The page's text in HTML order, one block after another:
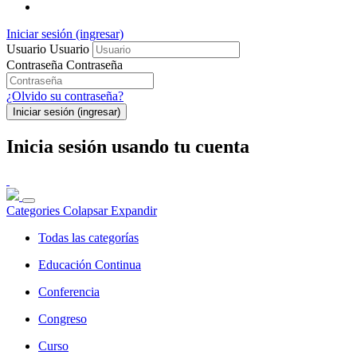
Iniciar sesión (ingresar)
Usuario Usuario
Contraseña Contraseña
¿Olvido su contraseña?
Iniciar sesión (ingresar)
Inicia sesión usando tu cuenta
Categories ColapsarExpandir
Todas las categorías
Educación Continua
Conferencia
Congreso
Curso